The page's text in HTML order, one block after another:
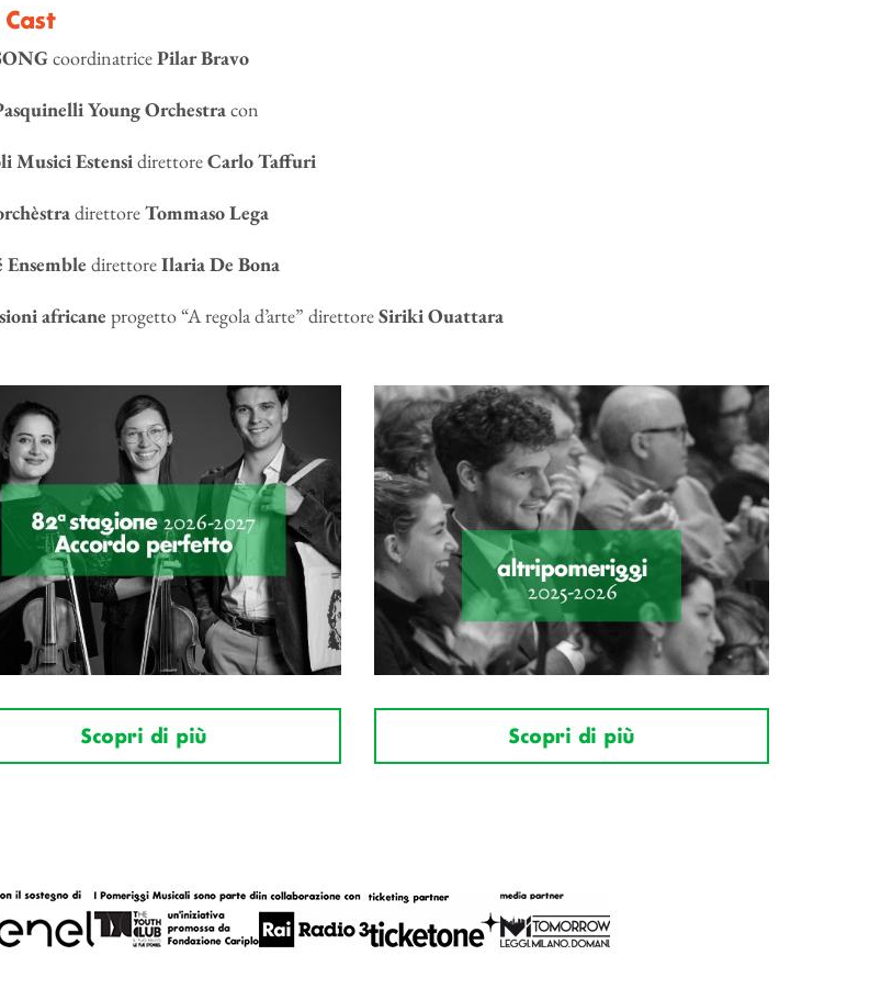
coordinatricePilar Bravo
Young Orchestracon
Musici EstensidirettoreCarlo Taffuri
direttoreTommaso Lega
Ensemble direttoreIlaria De Bona
africane progetto “A regola d’arte” direttoreSiriki Ouattara
Scopri di più Scopri di più